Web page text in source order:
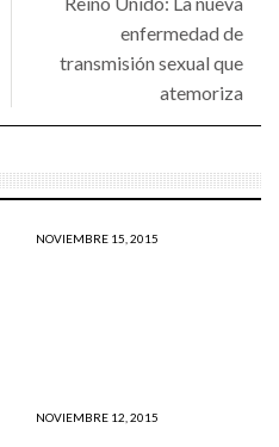
enfermedad de
transmisión sexual que
atemoriza
NOVIEMBRE 15, 2015
NOVIEMBRE 12, 2015